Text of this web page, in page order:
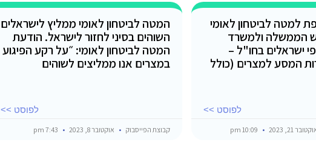
למטה לביטחון לאומי
הממשלה ולמשרד
ישראלים בחו"ל –
המסע למצרים (כולל
לפוסט >>
21, 2023
המטה לביטחון לאומי ממליץ לישראלים
השוהים בסיני לחזור לישראל. הודעת
המטה לביטחון לאומי: ״על רקע הפיגוע
במצרים אנו ממליצים לשוהים
לפוסט >>
קבוצת הפייסבוק אוקטובר 8, 2023